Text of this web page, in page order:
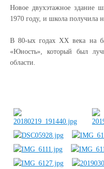
Новое двухэтажное здание
1970 году, и школа получила
В 80-ых годах XX века на
«Юность», который был
области.